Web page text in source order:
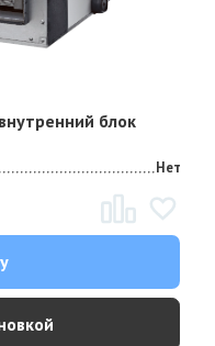
блок
Нет